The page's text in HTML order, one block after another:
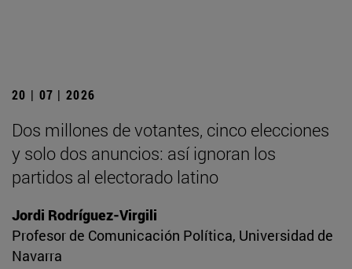
20 | 07 | 2026
Dos millones de votantes, cinco elecciones
y solo dos anuncios: así ignoran los
partidos al electorado latino
Jordi Rodríguez-Virgili
Profesor de Comunicación Política, Universidad de
Navarra